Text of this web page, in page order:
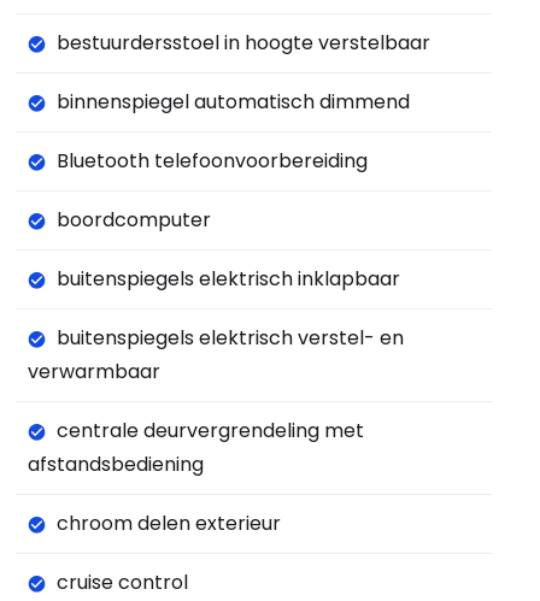
bestuurdersstoel in hoogte verstelbaar
binnenspiegel automatisch dimmend
Bluetooth telefoonvoorbereiding
boordcomputer
buitenspiegels elektrisch inklapbaar
buitenspiegels elektrisch verstel- en
verwarmbaar
centrale deurvergrendeling met
afstandsbediening
chroom delen exterieur
cruise control